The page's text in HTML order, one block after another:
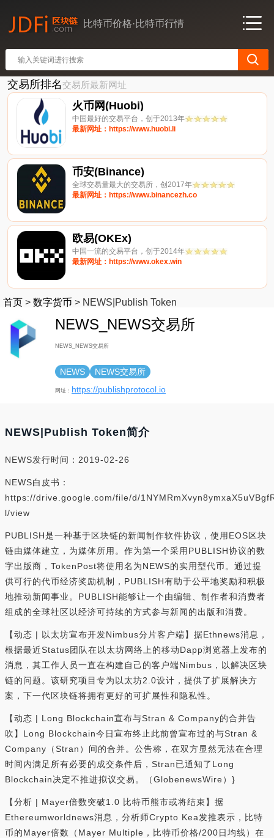
比特币价格·比特币行情
交易所排名交易所最新网址
火币网(Huobi)
中国最好的交易平台，创于2013年
最新网址：https://www.huobi.li
币安(Binance)
全球交易量最大的交易所，创2017年
最新网址：https://www.binancezh.co
欧易(OKEx)
中国一流的交易平台，创于2014年
最新网址：https://www.okex.win
首页 > 数字货币 > NEWS|Publish Token
NEWS_NEWS交易所
NEWS_NEWS交易所
NEWS NEWS交易所
网址： https://publishprotocol.io
NEWS|Publish Token简介
NEWS发行时间：2019-02-26
NEWS白皮书：
https://drive.google.com/file/d/
l/view
PUBLISH是一种基于区块链的新闻制作软件协议，使用EOS区块
链由媒体建立，为媒体所用。作为第一个采用PUBLISH协议的数
字出版商，TokenPost将使用名为NEWS的实用型代币。通过提
供可行的代币经济奖励机制，PUBLISH有助于公平地奖励和积极
地推动新闻事业。PUBLISH能够让一个由编辑、制作者和消费者
组成的全球社区以经济可持续的方式参与新闻的出版和消费。
【动态 | 以太坊宣布开发Nimbus分片客户端】据Ethnews消息，
根据最近Status团队在以太坊网络上的移动Dapp浏览器上发布的
消息，其工作人员一直在构建自己的客户端Nimbus，以解决区块
链的问题。该研究项目专为以太坊2.0设计，提供了扩展解决方
案，下一代区块链将拥有更好的可扩展性和隐私性。
【动态 | Long Blockchain宣布与Stran & Company的合并告
吹】Long Blockchain今日宣布终止此前曾宣布过的与Stran &
Company（Stran）间的合并。公告称，在双方显然无法在合理
时间内满足所有必要的成交条件后，Stran已通知了Long
Blockchain决定不推进拟议交易。（GlobenewsWire）}
【分析 | Mayer倍数突破1.0 比特币熊市或将结束】据
Ethereumworldnews消息，分析师Crypto Kea发推表示，比特
币的Mayer倍数（Mayer Multiple，比特币价格/200日均线）在